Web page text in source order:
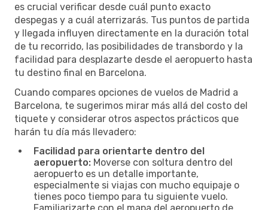
es crucial verificar desde cuál punto exacto
despegas y a cuál aterrizarás. Tus puntos de partida
y llegada influyen directamente en la duración total
de tu recorrido, las posibilidades de transbordo y la
facilidad para desplazarte desde el aeropuerto hasta
tu destino final en Barcelona.
Cuando compares opciones de vuelos de Madrid a
Barcelona, te sugerimos mirar más allá del costo del
tiquete y considerar otros aspectos prácticos que
harán tu día más llevadero:
Facilidad para orientarte dentro del
aeropuerto: Moverse con soltura dentro del
aeropuerto es un detalle importante,
especialmente si viajas con mucho equipaje o
tienes poco tiempo para tu siguiente vuelo.